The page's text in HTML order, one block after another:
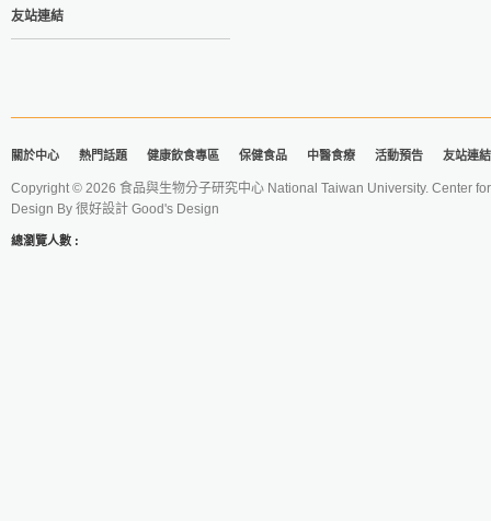
友站連結
關於中心 熱門話題 健康飲食專區 保健食品 中醫食療 活動預告 友站連結
Copyright © 2026 食品與生物分子研究中心 National Taiwan University. Center
Design By 很好設計 Good's Design
總瀏覽人數 :